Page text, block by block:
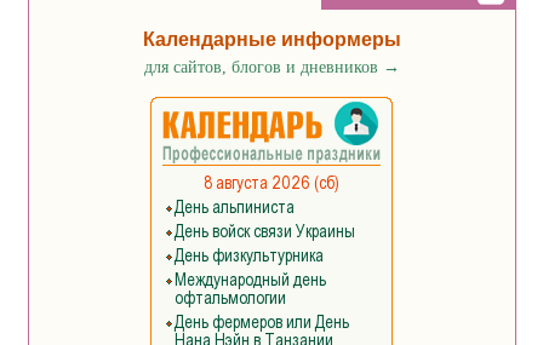
Календарные информеры
для сайтов, блогов и дневников →